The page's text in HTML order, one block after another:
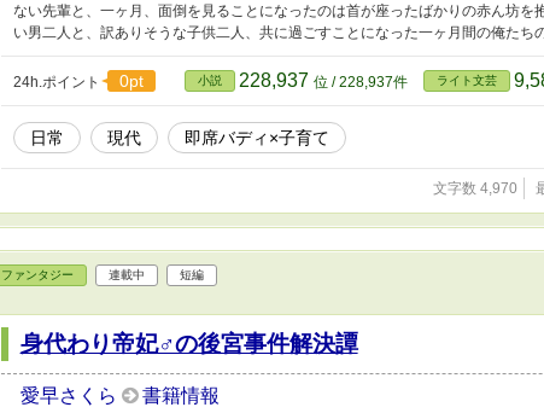
ない先輩と、一ヶ月、面倒を見ることになったのは首が座ったばかりの赤ん坊を
い男二人と、訳ありそうな子供二人、共に過ごすことになった一ヶ月間の俺たちの
24h.ポイント 0pt 小説 228,937 位 / 228,937件 ライト文芸
日常 現代 即席バディ×子育て
文字数 4,970
ファンタジー 連載中 短編
身代わり帝妃♂の後宮事件解決譚
愛早さくら 書籍情報